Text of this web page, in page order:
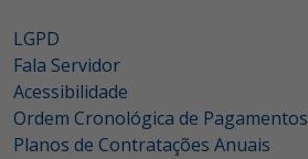
LGPD
Fala Servidor
Acessibilidade
Ordem Cronológica de Pagamentos
Planos de Contratações Anuais